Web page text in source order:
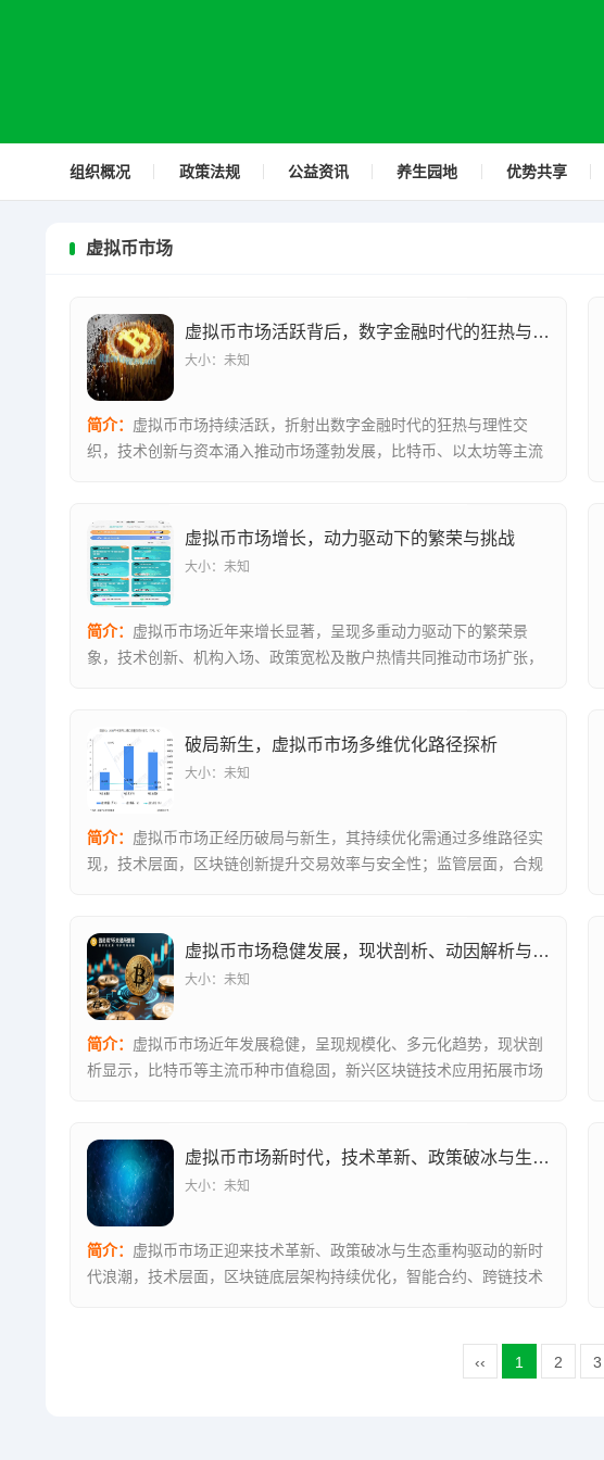
组织概况 政策法规 公益资讯 养生园地 优势共享
虚拟币市场
虚拟币市场活跃背后，数字金融时代的狂热与理性解码
大小：未知
简介： 虚拟币市场持续活跃，折射出数字金融时代的狂热与理性交
织，技术创新与资本涌入推动市场蓬勃发展，比特币、以太坊等主流
虚拟币市场增长，动力驱动下的繁荣与挑战
大小：未知
简介： 虚拟币市场近年来增长显著，呈现多重动力驱动下的繁荣景
象，技术创新、机构入场、政策宽松及散户热情共同推动市场扩张，
破局新生，虚拟币市场多维优化路径探析
大小：未知
简介： 虚拟币市场正经历破局与新生，其持续优化需通过多维路径实
现，技术层面，区块链创新提升交易效率与安全性；监管层面，合规
虚拟币市场稳健发展，现状剖析、动因解析与未来展望
大小：未知
简介： 虚拟币市场近年发展稳健，呈现规模化、多元化趋势，现状剖
析显示，比特币等主流币种市值稳固，新兴区块链技术应用拓展市场
虚拟币市场新时代，技术革新、政策破冰与生态重构的浪潮机遇
大小：未知
简介： 虚拟币市场正迎来技术革新、政策破冰与生态重构驱动的新时
代浪潮，技术层面，区块链底层架构持续优化，智能合约、跨链技术
‹‹ 1 2 3